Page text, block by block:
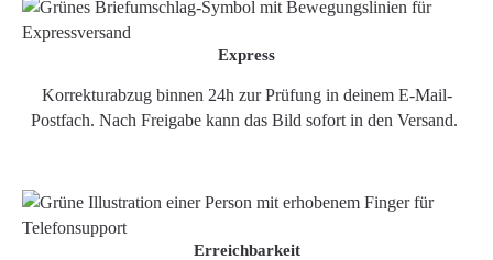
Express
Korrekturabzug binnen 24h zur Prüfung in deinem E-Mail-
Postfach. Nach Freigabe kann das Bild sofort in den Versand.
Erreichbarkeit